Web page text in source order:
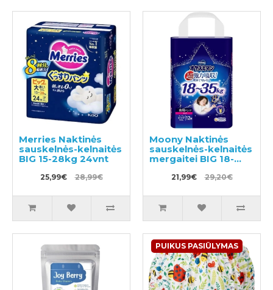
Merries Naktinės
sauskelnės-kelnaitės
BIG 15-28kg 24vnt
25,99€ 28,99€
Moony Naktinės
sauskelnės-kelnaitės
mergaitei BIG 18-
21,99€ 29,20€
PUIKUS PASIŪLYMAS